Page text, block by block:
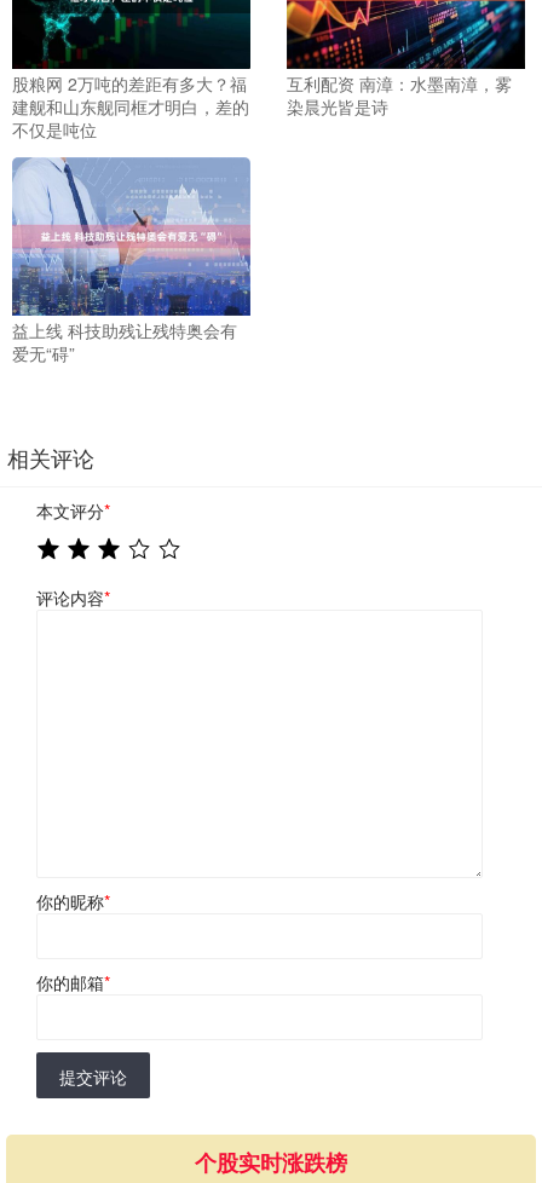
股粮网 2万吨的差距有多大？福
建舰和山东舰同框才明白，差的
不仅是吨位
互利配资 南漳：水墨南漳，雾
染晨光皆是诗
益上线 科技助残让残特奥会有
爱无“碍”
相关评论
本文评分*
评论内容*
你的昵称*
你的邮箱*
提交评论
个股实时涨跌榜